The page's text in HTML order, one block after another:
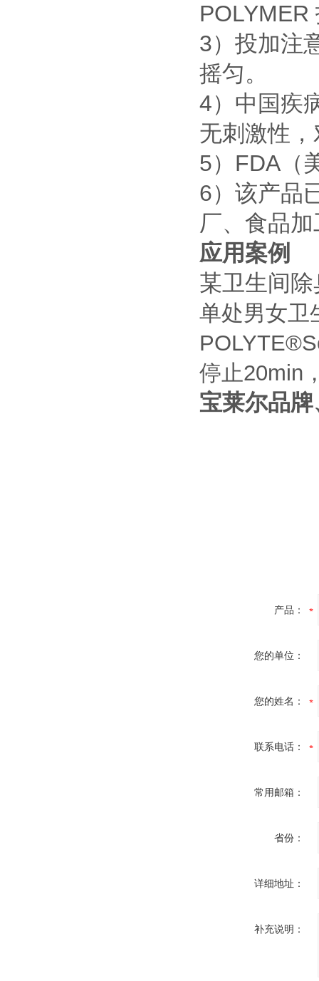
POLYMER
3）投加注
摇匀。
4）中国疾
无刺激性
5）FDA（
6）该产品
厂、食品
应用案例
某卫生间除
单处男女卫
停止20min
宝莱尔品
产品：
您的单位：
您的姓名：
联系电话：
常用邮箱：
省份：
详细地址：
补充说明：